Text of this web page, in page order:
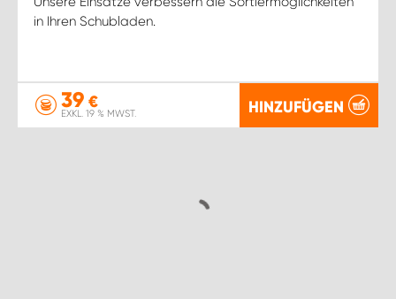
in Ihren Schubladen.
39 €
EXKL. 19 % MWST. HINZUFÜGEN